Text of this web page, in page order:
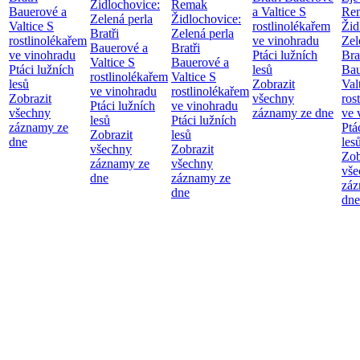
Bauerové a
Valtice S
rostlinolékařem
ve vinohradu
Ptáci lužních
lesů
Zobrazit
všechny
záznamy ze
dne
Židlochovice:
Zelená perla
Bratři
Bauerové a
Valtice S
rostlinolékařem
ve vinohradu
Ptáci lužních
lesů
Zobrazit
všechny
záznamy ze
dne
Remak
Židlochovice:
Zelená perla
Bratři
Bauerové a
Valtice S
rostlinolékařem
ve vinohradu
Ptáci lužních
lesů
Zobrazit
všechny
záznamy ze
dne
a Valtice S
rostlinolékařem
ve vinohradu
Ptáci lužních
lesů
Zobrazit
všechny
záznamy ze dne ve
dne